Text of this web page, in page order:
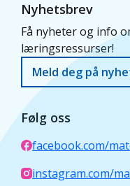
Nyhetsbrev
Få nyheter og info
læringsressurser!
Meld deg på
Følg oss
facebook.com/
instagram.com/